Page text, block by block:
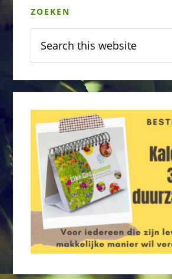
Sidebar
ZOEKEN
this
website